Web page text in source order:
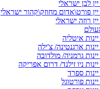
לבן ישראלי
פורט\אדום מחוזק\קהור ישראלי
רוזה ישראלי
איטליה
ארגנטינה/ צ'ילה
גרמניה/ מולדובה
ניו זילנד/ דרום אפריקה
ספרד
פורטוגל